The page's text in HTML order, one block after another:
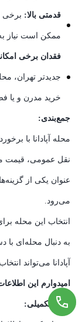
قدمتی بالا: برخی
ممکن است نیاز
فقدان برخی
جدیدتر تهران،
خرید مدرن و یا
جمع‌بندی:
محله آپادانا با
نقل عمومی، قیمت
عنوان یکی از
می‌رود.
انتخاب این محله
به دنبال محله‌ای
آپادانا می‌تواند
امیدوارم این
نکات تکمیلی: